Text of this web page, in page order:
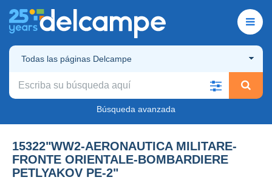
Todas las páginas Delcampe
Búsqueda avanzada
15322"WW2-AERONAUTICA MILITARE-
FRONTE ORIENTALE-BOMBARDIERE
PETLYAKOV PE-2"